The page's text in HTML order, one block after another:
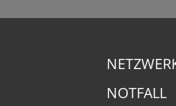
NOTFALL